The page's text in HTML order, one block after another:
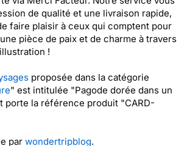
de qualité et une livraison rapide,
faire plaisir à ceux qui comptent pour
pièce de paix et de charme à travers
!
proposée dans la catégorie
" est intitulée "Pagode dorée dans un
porte la référence produit "CARD-
par wondertripblog.